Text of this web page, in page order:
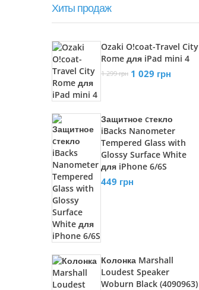
Хиты продаж
Ozaki O!coat-Travel City
Rome для iPad mini 4
1 299 грн 1 029 грн
Защитное cтекло
iBacks Nanometer
Tempered Glass with
Glossy Surface White
для iPhone 6/6S
449 грн
Колонка Marshall
Loudest Speaker
Woburn Black (4090963)